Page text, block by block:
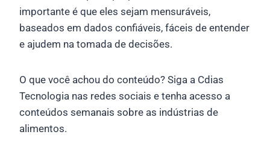
importante é que eles sejam mensuráveis,
baseados em dados confiáveis, fáceis de entender
e ajudem na tomada de decisões.
O que você achou do conteúdo? Siga a Cdias
Tecnologia nas redes sociais e tenha acesso a
conteúdos semanais sobre as indústrias de
alimentos.